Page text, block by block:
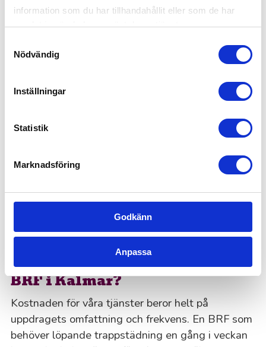
information som du har tillhandahållit eller som de har
samlat in när du har använt deras tjänster.
Nödvändig
Inställningar
Statistik
Marknadsföring
Godkänn
Anpassa
Löpande bemanning för fastighetsskötsel
och vaktmästeri
Vikarier vid sjukfrånvaro eller semestrar
leverantör
eller extra trädgårdsskötsel på sommaren
förbättringar av gemensamma utrymmen
medarbetare som tar ansvar, är självgående och
levererar kvalitet redan från första dagen.
Vad kostar fastighetsskötsel för
BRF i Kalmar?
Kostnaden för våra tjänster beror helt på
uppdragets omfattning och frekvens. En BRF som
behöver löpande trappstädning en gång i veckan